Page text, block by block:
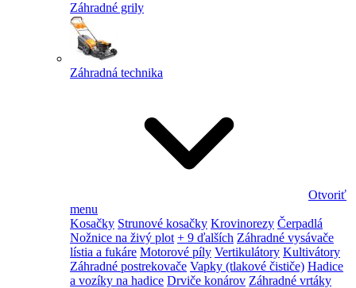
Záhradné grily
Záhradná technika
Otvoriť
menu
Kosačky Strunové kosačky Krovinorezy Čerpadlá
Nožnice na živý plot + 9 ďalších Záhradné vysávače
lístia a fukáre Motorové píly Vertikulátory Kultivátory
Záhradné postrekovače Vapky (tlakové čističe) Hadice
a vozíky na hadice Drviče konárov Záhradné vrtáky